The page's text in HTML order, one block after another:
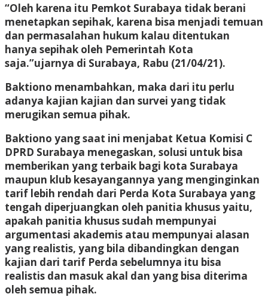
“Oleh karena itu Pemkot Surabaya tidak berani
menetapkan sepihak, karena bisa menjadi temuan
dan permasalahan hukum kalau ditentukan
hanya sepihak oleh Pemerintah Kota
saja.”ujarnya di Surabaya, Rabu (21/04/21).
Baktiono menambahkan, maka dari itu perlu
adanya kajian kajian dan survei yang tidak
merugikan semua pihak.
Baktiono yang saat ini menjabat Ketua Komisi C
DPRD Surabaya menegaskan, solusi untuk bisa
memberikan yang terbaik bagi kota Surabaya
maupun klub kesayangannya yang menginginkan
tarif lebih rendah dari Perda Kota Surabaya yang
tengah diperjuangkan oleh panitia khusus yaitu,
apakah panitia khusus sudah mempunyai
argumentasi akademis atau mempunyai alasan
yang realistis, yang bila dibandingkan dengan
kajian dari tarif Perda sebelumnya itu bisa
realistis dan masuk akal dan yang bisa diterima
oleh semua pihak.